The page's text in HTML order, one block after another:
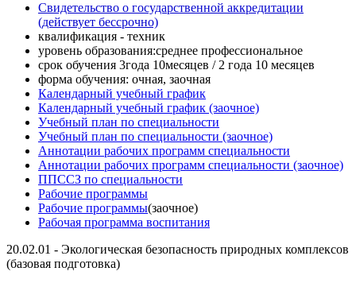
Свидетельство о государственной аккредитации
(действует бессрочно)
квалификация - техник
уровень образования:среднее профессиональное
срок обучения 3года 10месяцев / 2 года 10 месяцев
форма обучения: очная, заочная
Календарный учебный график
Календарный учебный график (заочное)
Учебный план по специальности
Учебный план по специальности (заочное)
Аннотации рабочих программ специальности
Аннотации рабочих программ специальности (заочное)
ППСCЗ по специальности
Рабочие программы
Рабочие программы(заочное)
Рабочая программа воспитания
20.02.01 - Экологическая безопасность природных комплексов
(базовая подготовка)